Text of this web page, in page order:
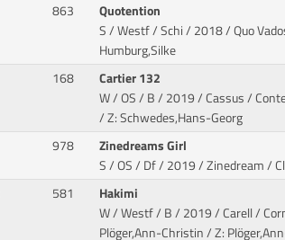
863
Quotention
S / Westf / Schi / 2018 / Quo
Humburg,Silke
168
Cartier 132
W / OS / B / 2019 / Cassus /
/ Z: Schwedes,Hans-Georg
978
Zinedreams Girl
S / OS / Df / 2019 / Zinedream /
581
Hakimi
W / Westf / B / 2019 / Carell /
Plöger,Ann-Christin / Z: